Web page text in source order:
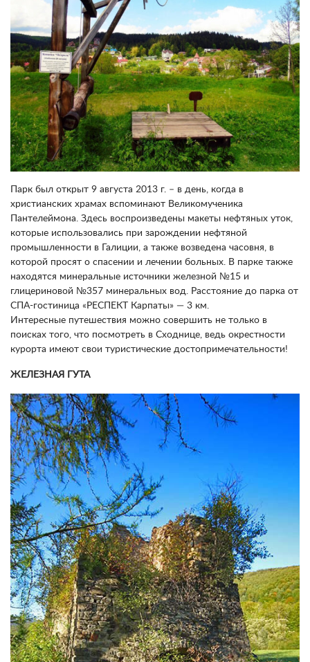
Парк был открыт 9 августа 2013 г. – в день, когда в
христианских храмах вспоминают Великомученика
Пантелеймона. Здесь воспроизведены макеты нефтяных уток,
которые использовались при зарождении нефтяной
промышленности в Галиции, а также возведена часовня, в
которой просят о спасении и лечении больных. В парке также
находятся минеральные источники железной №15 и
глицериновой №357 минеральных вод. Расстояние до парка от
СПА-гостиница «РЕСПЕКТ Карпаты» — 3 км.
Интересные путешествия можно совершить не только в
поисках того, что посмотреть в Сходнице, ведь окрестности
курорта имеют свои туристические достопримечательности!
ЖЕЛЕЗНАЯ ГУТА